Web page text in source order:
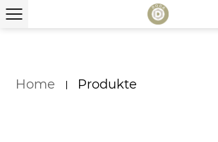
Home Produkte